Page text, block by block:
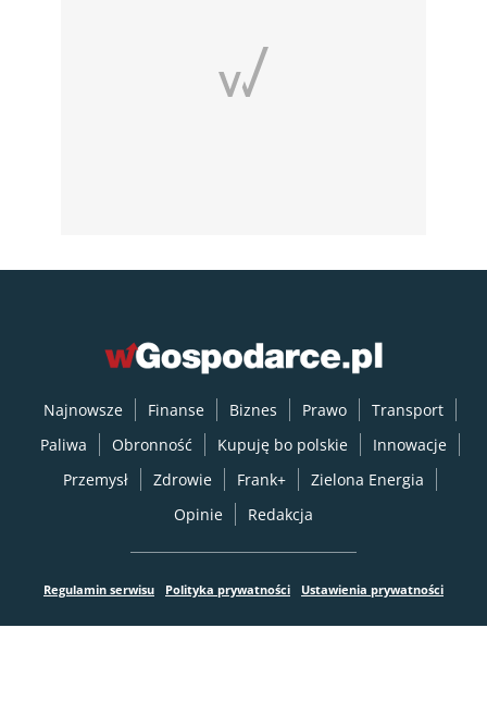
Najnowsze Finanse Biznes Prawo
Transport
Paliwa
Obronność Kupuję bo polskie
Innowacje
Przemysł
Zdrowie Frank+
Zielona Energia
Opinie
Redakcja
Regulamin serwisu Polityka prywatności Ustawienia prywatności